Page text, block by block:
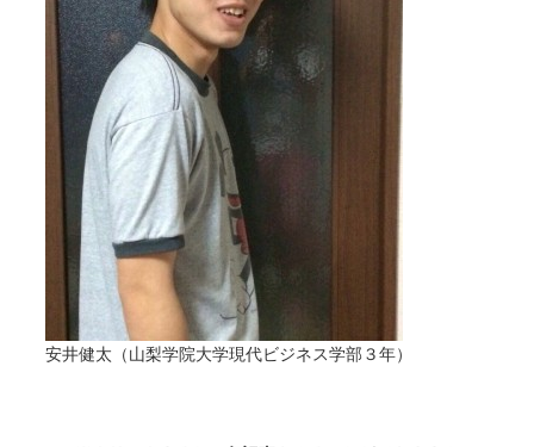
安井健太（山梨学院大学現代ビジネス学部３年）